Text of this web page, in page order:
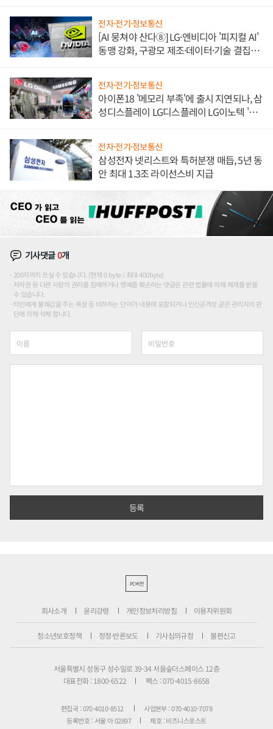
전자·전기·정보통신
[AI 뭉쳐야 산다⑧] LG·엔비디아 '피지컬 AI'
동맹 강화, 구광모 제조·데이터·기술 결집
전자·전기·정보통신
아이폰18 '메모리 부족'에 출시 지연되나, 삼
성디스플레이 LG디스플레이 LG이노텍 '탈
전자·전기·정보통신
삼성전자 넷리스트와 특허분쟁 매듭, 5년 동
안 최대 1.3조 라이선스비 지급
기사댓글0개
200자까지 쓰실 수 있습니다. (현재 0 byte / 최대 400byte)
저작권 등 다른 사람의 권리를 침해하거나 명예를 훼손하는 댓글은 관련 법률에 의해 제재를 받을
수 있습니다.
타인에게 불쾌감을 주는 욕설 등 비하하는 단어가 내용에 포함되거나 인신공격성 글은 관리자의 판
단에 의해 삭제 합니다.
PC버전
회사소개 윤리강령 개인정보처리방침 이용자위원회
청소년보호정책 정정·반론보도 기사심의규정 불편신고
서울특별시 성동구 성수일로 39-34 서울숲더스페이스 12층
대표전화 : 1800-6522
팩스 : 070-4015-8658
편집국 : 070-4010-8512
사업본부 : 070-4010-7078
등록번호 : 서울 아 02897
제호 : 비즈니스포스트